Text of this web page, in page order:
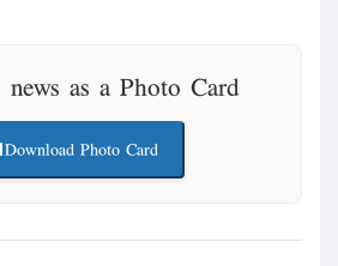
news as a Photo Card
Download Photo Card